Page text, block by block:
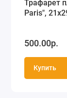
Трафарет
Paris",
500.00р.
Купить